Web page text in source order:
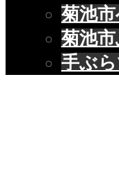
菊池
菊池
手ぶ